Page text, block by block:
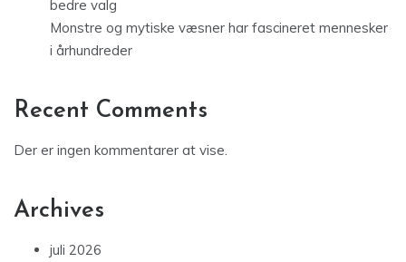
En grøn shoppingdag på Nørrebro: kaffe, genbrug og
bedre valg
Monstre og mytiske væsner har fascineret mennesker